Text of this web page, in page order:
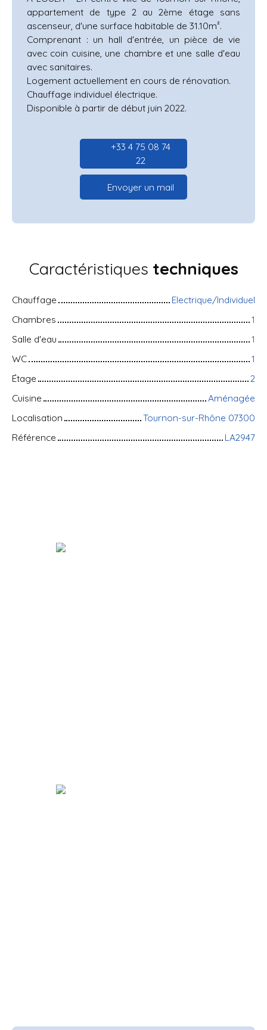
appartement de type 2 au 2ème étage sans
ascenseur, d'une surface habitable de 31.10m².
Comprenant : un hall d'entrée, un pièce de vie
avec coin cuisine, une chambre et une salle d'eau
avec sanitaires.
Logement actuellement en cours de rénovation.
Chauffage individuel électrique.
Disponible à partir de début juin 2022.
+33 4 75 08 74
22
Envoyer un mail
Caractéristiques techniques
Chauffage
Electrique/Individuel
Chambres
1
Salle d'eau
1
WC
1
Étage
2
Cuisine
Aménagée
Localisation
Tournon-sur-Rhône 07300
Référence
LA2947